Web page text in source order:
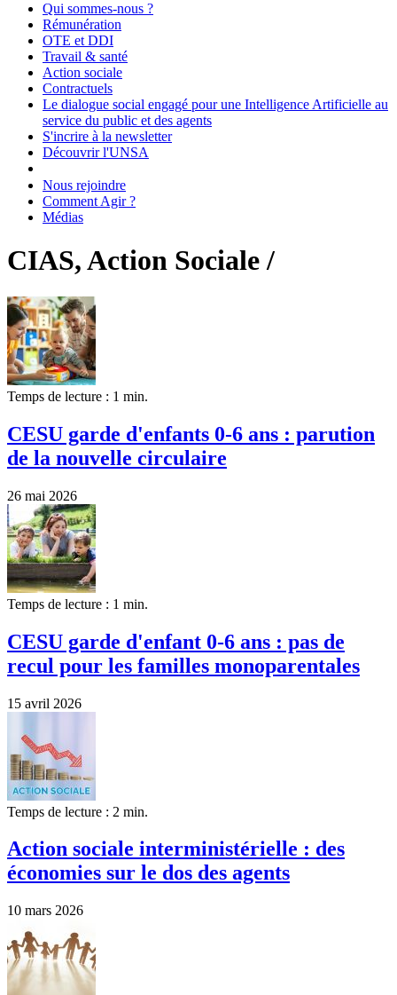
Qui sommes-nous ?
Rémunération
OTE et DDI
Travail & santé
Action sociale
Contractuels
Le dialogue social engagé pour une Intelligence Artificielle au
service du public et des agents
S'incrire à la newsletter
Découvrir l'UNSA
Nous rejoindre
Comment Agir ?
Médias
CIAS, Action Sociale /
Temps de lecture : 1 min.
CESU garde d'enfants 0-6 ans : parution
de la nouvelle circulaire
26 mai 2026
Temps de lecture : 1 min.
CESU garde d'enfant 0-6 ans : pas de
recul pour les familles monoparentales
15 avril 2026
Temps de lecture : 2 min.
Action sociale interministérielle : des
économies sur le dos des agents
10 mars 2026